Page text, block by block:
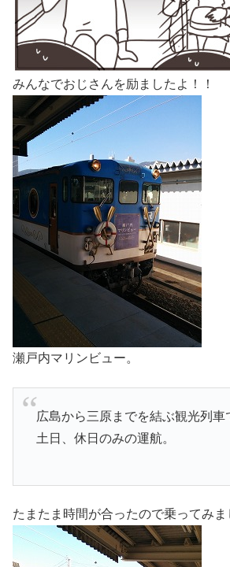
みんなでおじさんを励ましたよ！！
瀬戸内マリンビュー。
広島から三原までを結ぶ観光列車
土日、休日のみの運航。
たまたま時間が合ったので乗ってみま